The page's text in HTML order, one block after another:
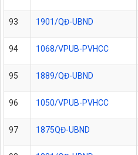
93 1901/QĐ-UBND
94 1068/VPUB-PVHCC
95 1889/QĐ-UBND
96 1050/VPUB-PVHCC
97 1875QĐ-UBND